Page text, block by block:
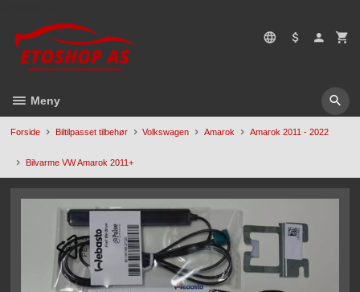
til
innholdet
Meny
Forside Biltilpasset tilbehør Volkswagen Amarok Amarok 2011 - 2022
Bilvarme VW Amarok 2011+